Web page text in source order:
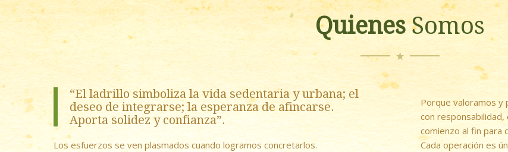
QuienesSomos
“El ladrillo simboliza la vida sedentaria y urbana; el
deseo de integrarse; la esperanza de afincarse.
Aporta solidez y confianza”.
Los esfuerzos se ven plasmados cuando logramos concretarlos.
Porque valoramos y
con
comienzo al fin para
Cada operación es